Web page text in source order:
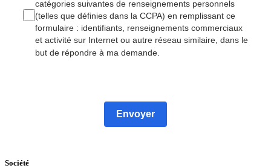
catégories suivantes de renseignements personnels
(telles que définies dans la CCPA) en remplissant ce
formulaire : identifiants, renseignements commerciaux
et activité sur Internet ou autre réseau similaire, dans le
but de répondre à ma demande.
Envoyer
Société